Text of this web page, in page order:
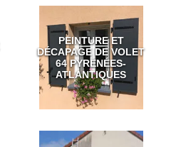
PEINTURE ET
DÉCAPAGE DE VOLET
64 PYRÉNÉES-
ATLANTIQUES